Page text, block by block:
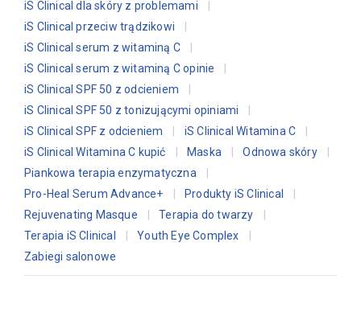
iS Clinical dla skóry z problemami
iS Clinical przeciw trądzikowi
iS Clinical serum z witaminą C
iS Clinical serum z witaminą C opinie
iS Clinical SPF 50 z odcieniem
iS Clinical SPF 50 z tonizującymi opiniami
iS Clinical SPF z odcieniem
iS Clinical Witamina C
iS Clinical Witamina C kupić
Maska
Odnowa skóry
Piankowa terapia enzymatyczna
Pro-Heal Serum Advance+
Produkty iS Clinical
Rejuvenating Masque
Terapia do twarzy
Terapia iS Clinical
Youth Eye Complex
Zabiegi salonowe